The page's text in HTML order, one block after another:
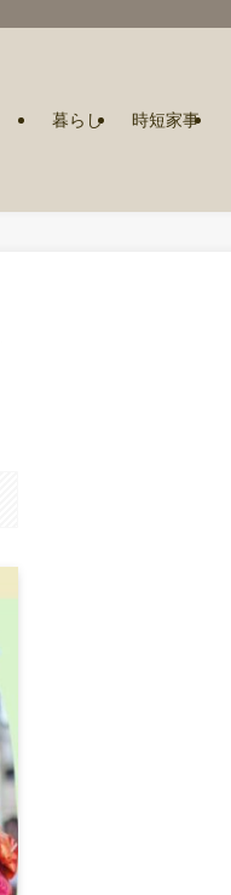
暮らし 時短家事